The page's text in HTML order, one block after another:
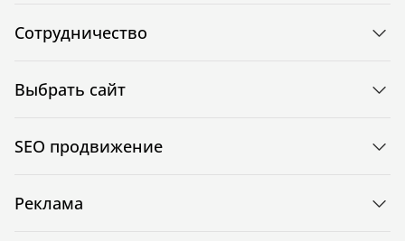
Сотрудничество
Выбрать сайт
SEO продвижение
Реклама